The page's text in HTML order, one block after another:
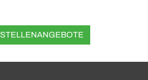
STELLENANGEBOTE